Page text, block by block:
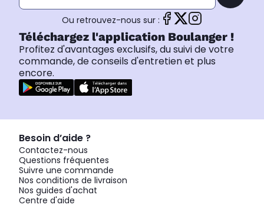
Ou retrouvez-nous sur :
Téléchargez l'application Boulanger !
Profitez d'avantages exclusifs, du suivi de votre
commande, de conseils d'entretien et plus
encore.
Besoin d’aide ?
Contactez-nous
Questions fréquentes
Suivre une commande
Nos conditions de livraison
Nos guides d'achat
Centre d'aide